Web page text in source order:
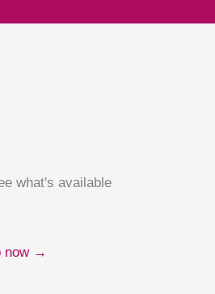
what's available
now →